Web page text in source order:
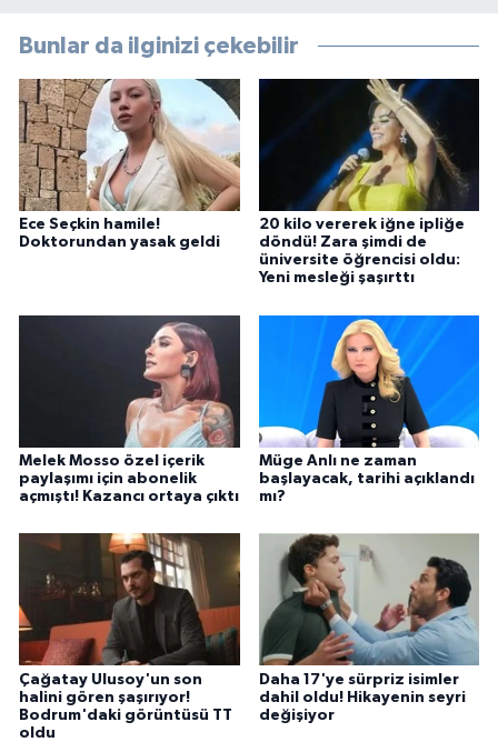
Bunlar da ilginizi çekebilir
Ece Seçkin hamile!
Doktorundan yasak geldi
20 kilo vererek iğne ipliğe
döndü! Zara şimdi de
üniversite öğrencisi oldu:
Yeni mesleği şaşırttı
Melek Mosso özel içerik
paylaşımı için abonelik
açmıştı! Kazancı ortaya çıktı
Müge Anlı ne zaman
başlayacak, tarihi açıklandı
mı?
Çağatay Ulusoy'un son
halini gören şaşırıyor!
Bodrum'daki görüntüsü TT
oldu
Daha 17'ye sürpriz isimler
dahil oldu! Hikayenin seyri
değişiyor